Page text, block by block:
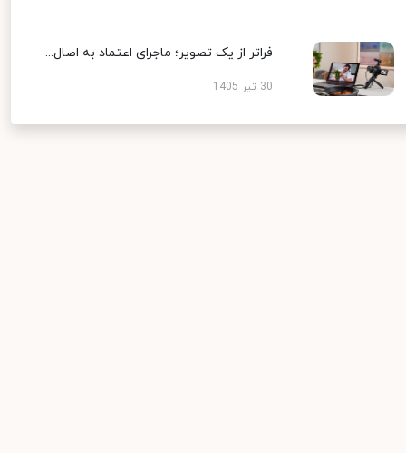
فراتر از یک تصویر؛ ماجرای اعتماد به اصال...
30 تیر 1405